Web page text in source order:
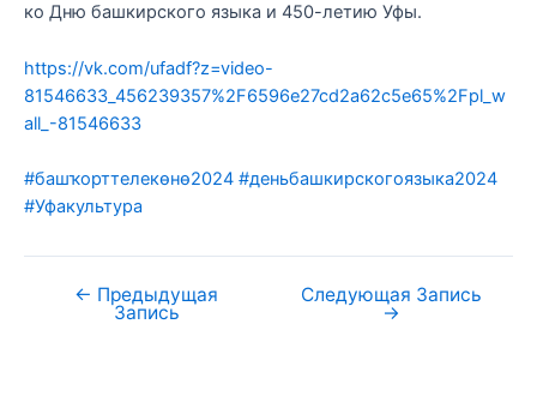
ко Дню башкирского языка и 450-летию Уфы.
https://vk.com/ufadf?z=video-
81546633_456239357%2F6596e27cd2a62c5e65%2Fpl_w
all_-81546633
#башҡорттелекөнө2024 #деньбашкирскогоязыка2024
#Уфакультура
← Предыдущая
Запись
Следующая Запись
→